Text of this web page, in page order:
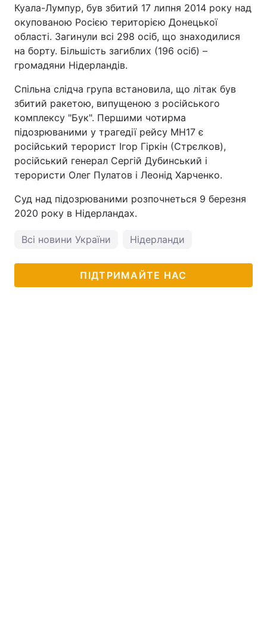
Куала-Лумпур, був збитий 17 липня 2014 року над
окупованою Росією територією Донецької
області. Загинули всі 298 осіб, що знаходилися
на борту. Більшість загиблих (196 осіб) –
громадяни Нідерландів.
Спільна слідча група встановила, що літак був
збитий ракетою, випущеною з російського
комплексу "Бук". Першими чотирма
підозрюваними у трагедії рейсу МН17 є
російський терорист Ігор Гіркін (Стрєлков),
російський генерал Сергій Дубинський і
терористи Олег Пулатов і Леонід Харченко.
Суд над підозрюваними розпочнеться 9 березня
2020 року в Нідерландах.
Всі новини України Нідерланди
ПІДТРИМАЙТЕ НАС